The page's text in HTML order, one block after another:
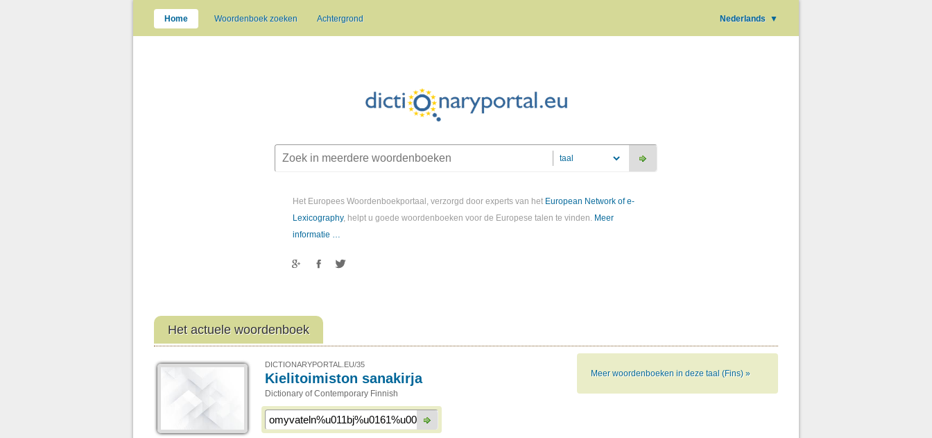
Home Woordenboek zoeken Achtergrond Nederlands ▼
Het Europees Woordenboekportaal, verzorgd door experts van het European Network of e-
Lexicography, helpt u goede woordenboeken voor de Europese talen te vinden. Meer
informatie …
Het actuele woordenboek
Meer woordenboeken in deze taal (Fins) »
DICTIONARYPORTAL.EU/35
Kielitoimiston sanakirja
Dictionary of Contemporary Finnish